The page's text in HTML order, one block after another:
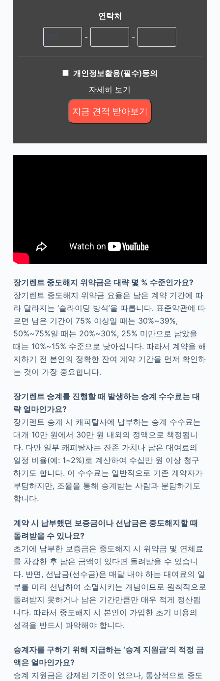
연락처
- -
개인정보활용(필수)동의
자세히 보기
장기렌트 중도해지 위약금은 대략 몇 % 수준인가요?
장기렌트 중도해지 위약금 요율은 남은 계약 기간에 따
라 달라지는 ‘슬라이딩 방식’을 따릅니다. 표준약관에 따
르면 남은 기간이 75% 이상일 때는 30%~39%,
50%~75%일 때는 20%~30%, 25% 미만으로 남았을
때는 10%~15% 수준으로 낮아집니다. 따라서 계약을 해
지하기 전 본인의 정확한 잔여 계약 기간을 먼저 확인하
는 것이 가장 중요합니다.
장기렌트 승계를 진행할 때 발생하는 승계 수수료는 대
략 얼마인가요?
장기렌트 승계 시 캐피탈사에 납부하는 승계 수수료는
대개 10만 원에서 30만 원 내외의 정액으로 책정됩니
다. 다만 일부 캐피탈사는 잔존 가치나 남은 대여료의
일정 비율(예: 1~2%)로 계산하여 수십만 원 이상 청구
하기도 합니다. 이 수수료는 일반적으로 기존 계약자가
부담하지만, 조율을 통해 승계받는 사람과 분담하기도
합니다.
계약 시 납부했던 보증금이나 선납금은 중도해지할 때
돌려받을 수 있나요?
초기에 납부한 보증금은 중도해지 시 위약금 및 연체료
를 차감한 후 남은 금액이 있다면 돌려받을 수 있습니
다. 반면, 선납금(선수금)은 매달 내야 하는 대여료의 일
부를 미리 선납하여 소멸시키는 개념이므로 원칙적으로
돌려받지 못하거나 남은 기간만큼만 매우 적게 정산됩
니다. 따라서 중도해지 시 본인이 가입한 초기 비용의
성격을 반드시 파악해야 합니다.
승계자를 구하기 위해 지급하는 ‘승계 지원금’의 적정 금
액은 얼마인가요?
승계 지원금은 강제된 기준이 없으나, 통상적으로 중도